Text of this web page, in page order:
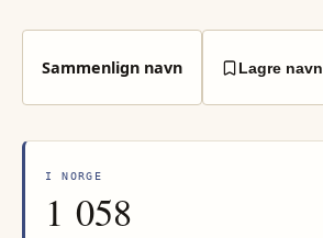
Sammenlign navn Lagre navn
I NORGE
1 058